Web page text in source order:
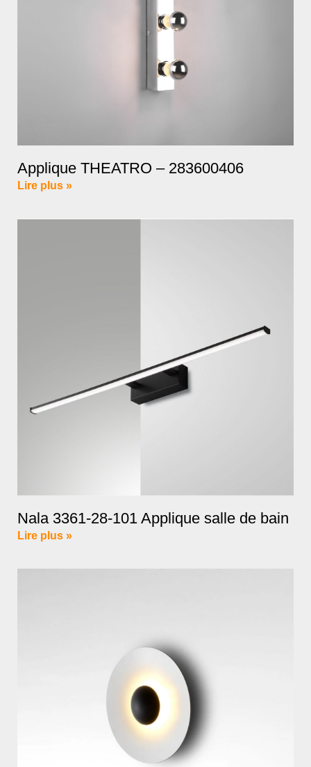
Applique THEATRO – 283600406
Lire plus »
Nala 3361-28-101 Applique salle de bain
Lire plus »